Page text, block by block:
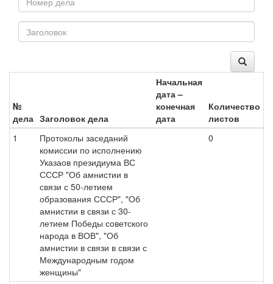
№
дела Заголовок дела
Начальная
дата –
конечная
дата
Количество
листов
1
Протоколы заседаний
комиссии по исполнению
Указаов президиума ВС
СССР "Об амнистии в
связи с 50-летием
образования СССР", "Об
амнистии в связи с 30-
летием Победы советского
народа в ВОВ", "Об
амнистии в связи в связи с
Международным годом
женщины"
0